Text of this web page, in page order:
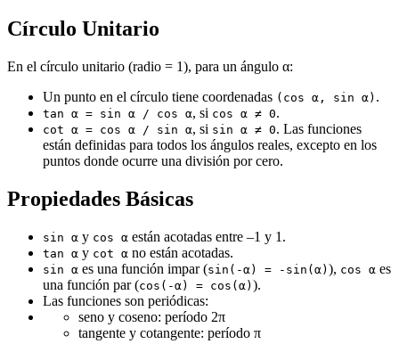
Círculo Unitario
En el círculo unitario (radio = 1), para un ángulo α:
Un punto en el círculo tiene coordenadas (cos α, sin α) .
tan α = sin α / cos α, si cos α ≠ 0.
cot α = cos α / sin α, si sin α ≠ 0. Las funciones
están definidas para todos los ángulos reales, excepto en los
puntos donde ocurre una división por cero.
Propiedades Básicas
sin α y cos α están acotadas entre –1 y 1.
tan α y cot α no están acotadas.
sin α es una función impar (sin(-α) = -sin(α) ), cos α es
una función par (cos(-α) = cos(α) ).
Las funciones son periódicas:
seno y coseno: período 2π
tangente y cotangente: período π